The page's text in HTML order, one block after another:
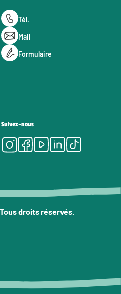
Tél.
Mail
Formulaire
Suivez-nous
Instagram
Facebook
Youtube
LinkedIn
Tiktok
droits réservés.